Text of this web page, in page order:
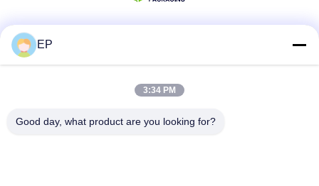
Contactez rapidement
EP
3:34 PM
Good day, what product are you looking for?